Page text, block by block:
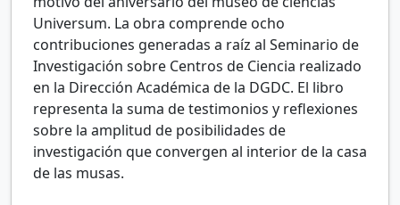
Universum. La obra comprende ocho
contribuciones generadas a raíz al Seminario de
Investigación sobre Centros de Ciencia realizado
en la Dirección Académica de la DGDC. El libro
representa la suma de testimonios y reflexiones
sobre la amplitud de posibilidades de
investigación que convergen al interior de la casa
de las musas.